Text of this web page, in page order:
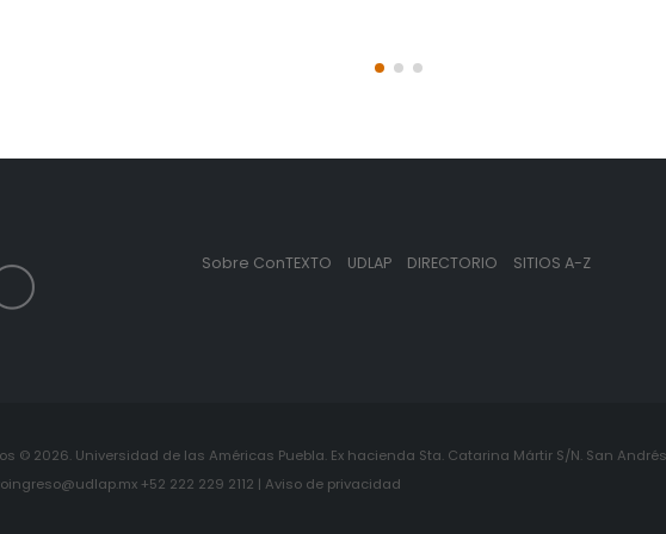
Sobre ConTEXTO UDLAP DIRECTORIO SITIOS A-Z
© 2026. Universidad de las Américas Puebla. Ex hacienda Sta. Catarina Mártir S/N. San
+52 222 229 2112 | Aviso de privacidad